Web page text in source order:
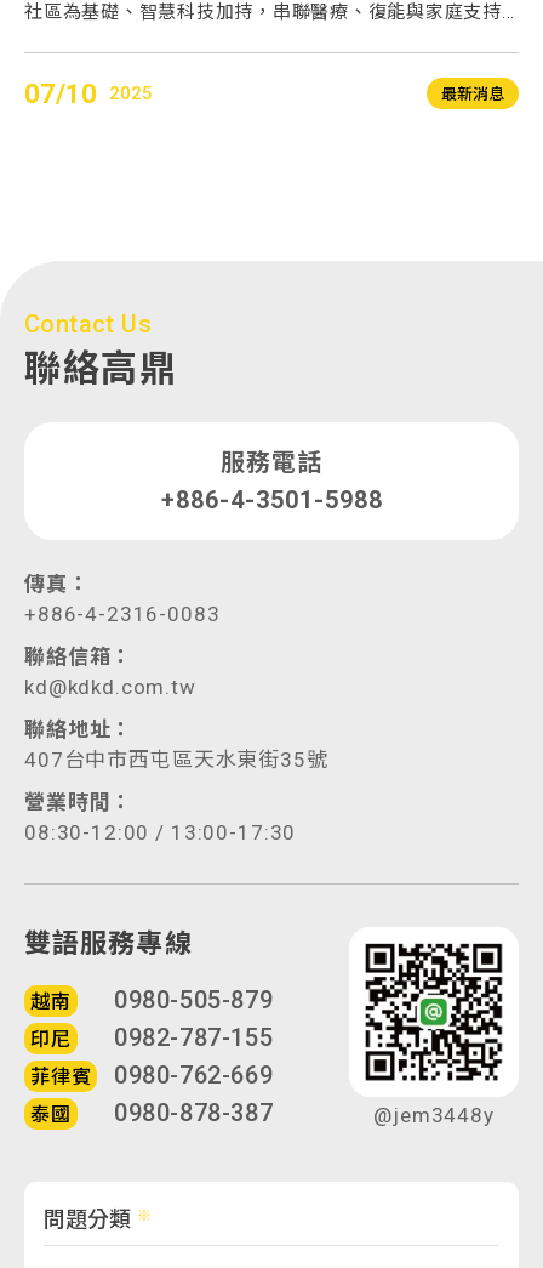
社區為基礎、智慧科技加持，串聯醫療、復能與家庭支持...
07/10 2025 最新消息
Contact Us
聯絡高鼎
服務電話
+886-4-3501-5988
傳真：
+886-4-2316-0083
聯絡信箱：
kd@kdkd.com.tw
聯絡地址：
407台中市西屯區天水東街35號
營業時間：
08:30-12:00 / 13:00-17:30
雙語服務專線
越南 0980-505-879
印尼 0982-787-155
菲律賓 0980-762-669
泰國 0980-878-387 @jem3448y
問題分類